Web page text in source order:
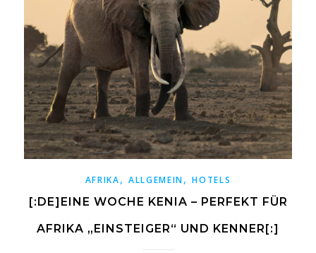
AFRIKA, ALLGEMEIN,HOTELS
[:DE]EINE WOCHE KENIA – PERFEKT FÜR
AFRIKA „EINSTEIGER“ UND KENNER[:]